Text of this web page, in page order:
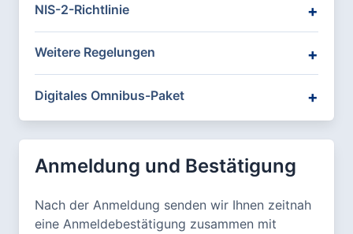
NIS-2-Richtlinie
Weitere Regelungen
Digitales Omnibus-Paket
Anmeldung und Bestätigung
Nach der Anmeldung senden wir Ihnen zeitnah
eine Anmeldebestätigung zusammen mit